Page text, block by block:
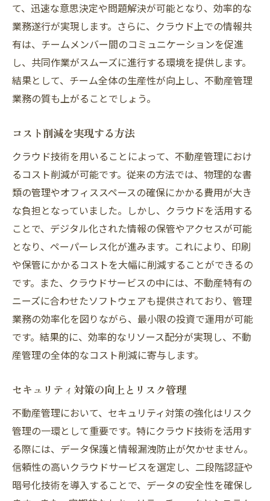
地域住民との新しい関係構築
不動産管理の壁を越えるクラウド技術の活用法
技術革新がもたらす新たな可能性
複雑な業務をシンプルにする秘訣
クラウド環境でのデータ管理のコツ
持続的成長を支えるクラウド技術
練馬区での活用を促進する要因
練馬区でクラウドを活用した不動産管理の未来
像
次世代の不動産管理システムとは
練馬区の未来を切り開くテクノロジー
地域社会と共に進化する管理モデル
クラウド化がもたらす環境への配慮
長期的な視点で見る管理改革
新時代の不動産管理に向けた取り組み
クラウド導入で練馬区の不動産管理が変わる全
貌
成功へのステップバイステップガイド
市場競争力を高めるための戦略
業務効率化とプロセス最適化の実現
練馬区特有のメリットを活かす方法
地域住民に与える影響とその対応
練馬区の不動産求人について
て、迅速な意思決定や問題解決が可能となり、効率的な
業務遂行が実現します。さらに、クラウド上での情報共
有は、チームメンバー間のコミュニケーションを促進
し、共同作業がスムーズに進行する環境を提供します。
結果として、チーム全体の生産性が向上し、不動産管理
業務の質も上がることでしょう。
コスト削減を実現する方法
クラウド技術を用いることによって、不動産管理におけ
るコスト削減が可能です。従来の方法では、物理的な書
類の管理やオフィススペースの確保にかかる費用が大き
な負担となっていました。しかし、クラウドを活用する
ことで、デジタル化された情報の保管やアクセスが可能
となり、ペーパーレス化が進みます。これにより、印刷
や保管にかかるコストを大幅に削減することができるの
です。また、クラウドサービスの中には、不動産特有の
ニーズに合わせたソフトウェアも提供されており、管理
業務の効率化を図りながら、最小限の投資で運用が可能
です。結果的に、効率的なリソース配分が実現し、不動
産管理の全体的なコスト削減に寄与します。
セキュリティ対策の向上とリスク管理
不動産管理において、セキュリティ対策の強化はリスク
管理の一環として重要です。特にクラウド技術を活用す
る際には、データ保護と情報漏洩防止が欠かせません。
信頼性の高いクラウドサービスを選定し、二段階認証や
暗号化技術を導入することで、データの安全性を確保し